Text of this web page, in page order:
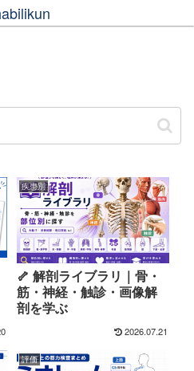
疾患別
🦴 解剖ライブラリ｜骨・
筋・神経・触診・画像解
剖を学ぶ
2026.07.21
評価